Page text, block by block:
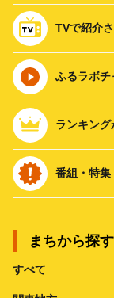
TVで紹介
ふるラボチ
ランキン
番組・特集
まちから探す
すべて